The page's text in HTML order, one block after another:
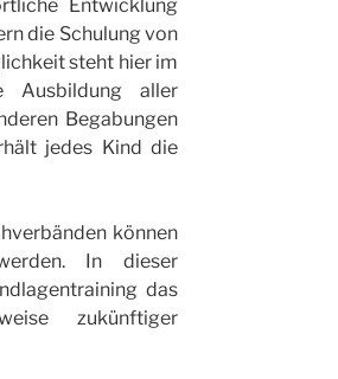
Entwicklung
die Schulung von
steht hier im
Ausbildung aller
Begabungen
jedes Kind die
können
In dieser
das
zukünftiger